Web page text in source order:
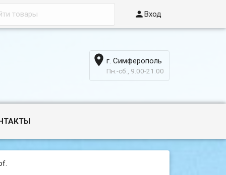
Вход
 г. Симферополь
Пн.-сб., 9.00-21.00